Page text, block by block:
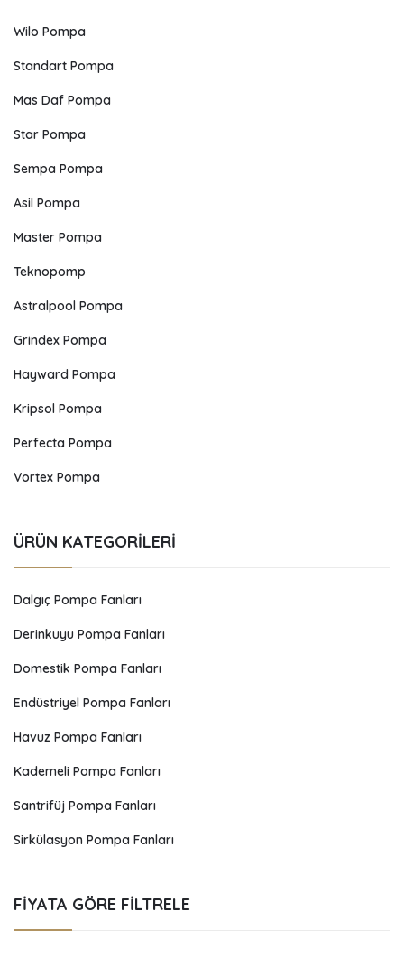
Wilo Pompa
Standart Pompa
Mas Daf Pompa
Star Pompa
Sempa Pompa
Asil Pompa
Master Pompa
Teknopomp
Astralpool Pompa
Grindex Pompa
Hayward Pompa
Kripsol Pompa
Perfecta Pompa
Vortex Pompa
ÜRÜN KATEGORILERI
Dalgıç Pompa Fanları
Derinkuyu Pompa Fanları
Domestik Pompa Fanları
Endüstriyel Pompa Fanları
Havuz Pompa Fanları
Kademeli Pompa Fanları
Santrifüj Pompa Fanları
Sirkülasyon Pompa Fanları
FIYATA GÖRE FILTRELE